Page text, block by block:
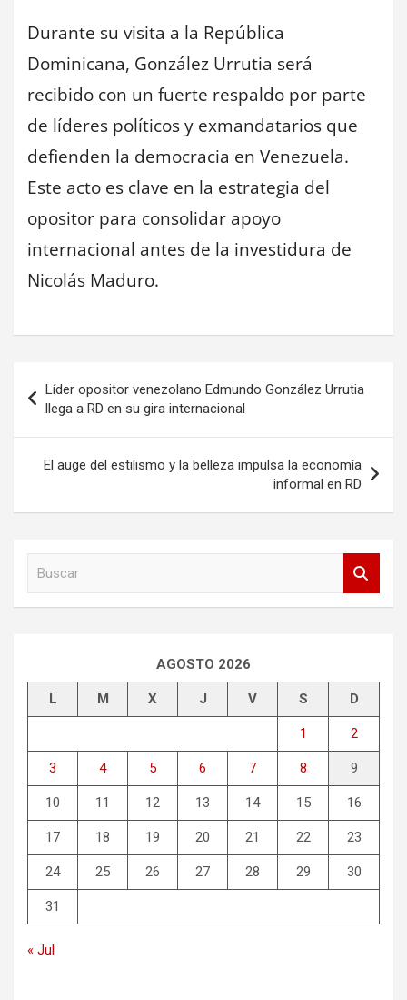
Durante su visita a la República
Dominicana, González Urrutia será
recibido con un fuerte respaldo por parte
de líderes políticos y exmandatarios que
defienden la democracia en Venezuela.
Este acto es clave en la estrategia del
opositor para consolidar apoyo
internacional antes de la investidura de
Nicolás Maduro.
Navegación
de
entradas
Líder opositor venezolano Edmundo González Urrutia
llega a RD en su gira internacional
El auge del estilismo y la belleza impulsa la economía
informal en RD
AGOSTO 2026
L M X J V S D
1 2
3 4 5 6 7 8 9
10 11 12 13 14 15 16
17 18 19 20 21 22 23
24 25 26 27 28 29 30
31
« Jul